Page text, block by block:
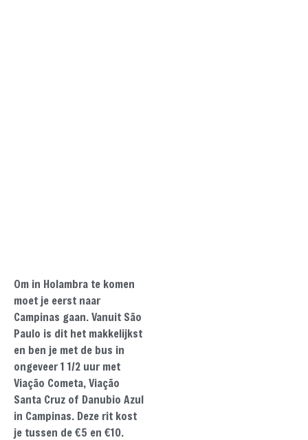
Om in Holambra te komen
moet je eerst naar
Campinas gaan. Vanuit São
Paulo is dit het makkelijkst
en ben je met de bus in
ongeveer 1 1/2 uur met
Viação Cometa, Viação
Santa Cruz of Danubio Azul
in Campinas. Deze rit kost
je tussen de €5 en €10.